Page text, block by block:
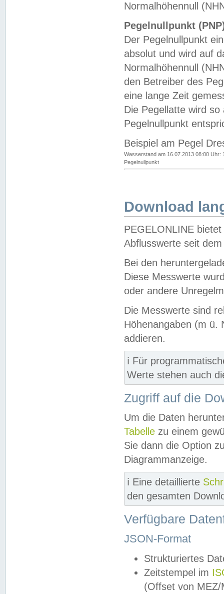
Normalhöhennull
Pegelnullpunkt
Der Pegelnullpunkt
absolut und wird auf
Normalhöhennull
den Betreiber des
eine lange Zeit
Die Pegellatte wird
Pegelnullpunkt
Beispiel am Pegel
Wasserstand am 16.07.2013 08:00 Uhr:
Pegelnullpunkt
Download
PEGELONLINE
Abflusswerte seit
Bei den
Diese Messwerte
oder andere
Die Messwerte sind
Höhenangaben (m ü.
addieren.
ℹ️ Für
Werte stehen auch
Zugriff auf die
Um die Daten
Tabelle zu einem
Sie dann die Option
Diagrammanzeige.
ℹ️ Eine detaillierte
den gesamten
Verfügbare
JSON-Format
Strukturiertes
Zeitstempel im
(Offset von MEZ/